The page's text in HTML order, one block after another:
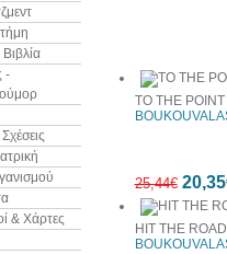
-
& Χάρτες
TO THE
25,44€
HIT THE